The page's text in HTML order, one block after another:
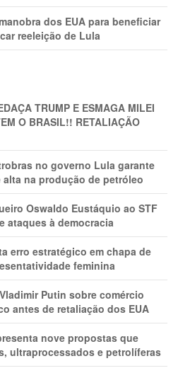
dos EUA para beneficiar
reeleição de Lula
TRUMP E ESMAGA MILEI
O BRASIL!! RETALIAÇÃO
no governo Lula garante
na produção de petróleo
Oswaldo Eustáquio ao STF
ataques à democracia
erro estratégico em chapa de
feminina
Putin sobre comércio
antes de retaliação dos EUA
nove propostas que
ultraprocessados e petrolíferas